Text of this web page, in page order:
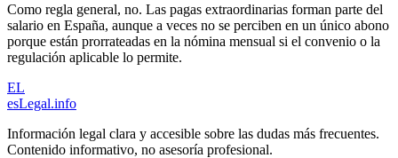
Como regla general, no. Las pagas extraordinarias forman parte del
salario en España, aunque a veces no se perciben en un único abono
porque están prorrateadas en la nómina mensual si el convenio o la
regulación aplicable lo permite.
EL
esLegal.info
Información legal clara y accesible sobre las dudas más frecuentes.
Contenido informativo, no asesoría profesional.